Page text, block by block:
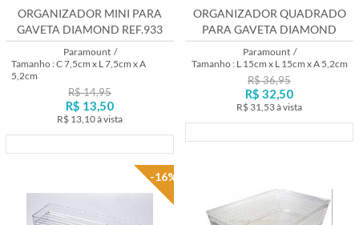
ORGANIZADOR MINI PARA
GAVETA DIAMOND REF.933
Paramount /
Tamanho : C 7,5cm x L 7,5cm x A
5,2cm
R$ 14,95
R$ 13,50
R$ 13,10à vista
ORGANIZADOR QUADRADO
PARA GAVETA DIAMOND
REF.937
Paramount /
Tamanho : L 15cm x L 15cm x A 5,2cm
R$ 36,95
R$ 32,50
R$ 31,53à vista
-16%